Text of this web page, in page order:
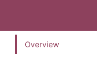
Overview